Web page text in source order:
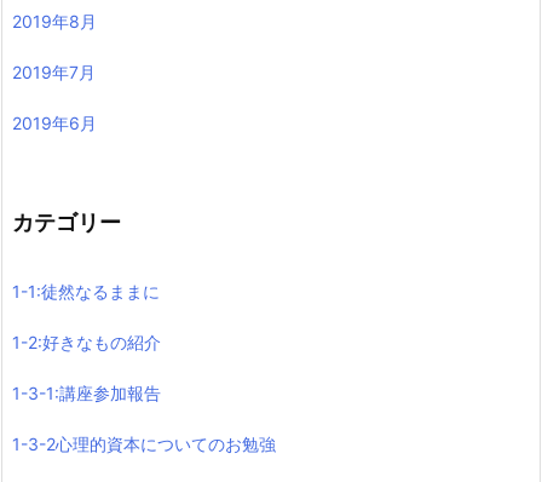
2019年8月
2019年7月
2019年6月
カテゴリー
1-1:徒然なるままに
1-2:好きなもの紹介
1-3-1:講座参加報告
1-3-2心理的資本についてのお勉強